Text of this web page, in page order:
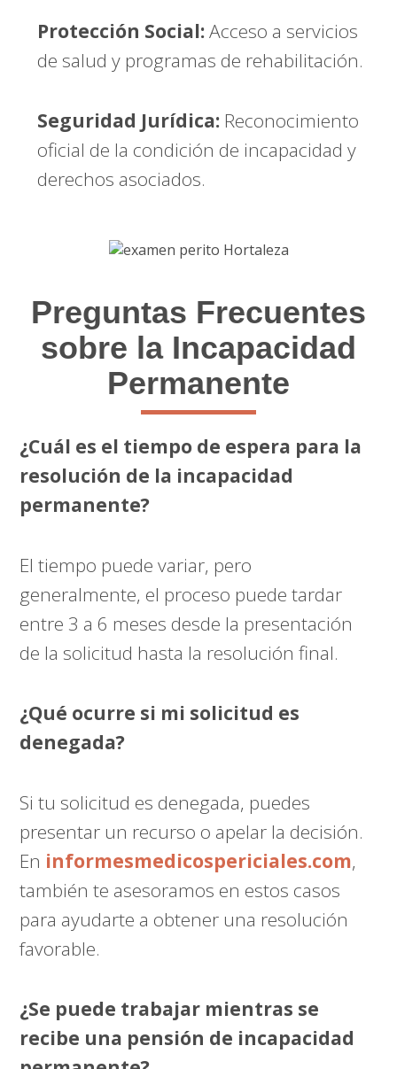
Protección Social:Acceso a servicios
de salud y programas de rehabilitación.
Seguridad Jurídica: Reconocimiento
oficial de la condición de incapacidad y
derechos asociados.
Preguntas Frecuentes
sobre la Incapacidad
Permanente
¿Cuál es el tiempo de espera para la
resolución de la incapacidad
permanente?
El tiempo puede variar, pero
generalmente, el proceso puede tardar
entre 3 a 6 meses desde la presentación
de la solicitud hasta la resolución final.
¿Qué ocurre si mi solicitud es
denegada?
Si tu solicitud es denegada, puedes
presentar un recurso o apelar la decisión.
En informesmedicospericiales.com,
también te asesoramos en estos casos
para ayudarte a obtener una resolución
favorable.
¿Se puede trabajar mientras se
recibe una pensión de incapacidad